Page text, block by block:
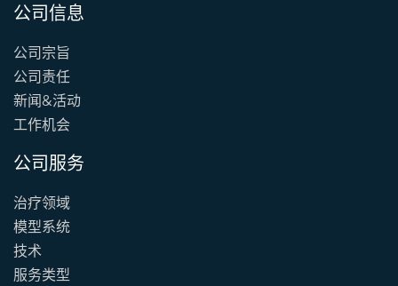
公司信息
公司宗旨
公司责任
新闻&活动
工作机会
公司服务
治疗领域
模型系统
技术
服务类型